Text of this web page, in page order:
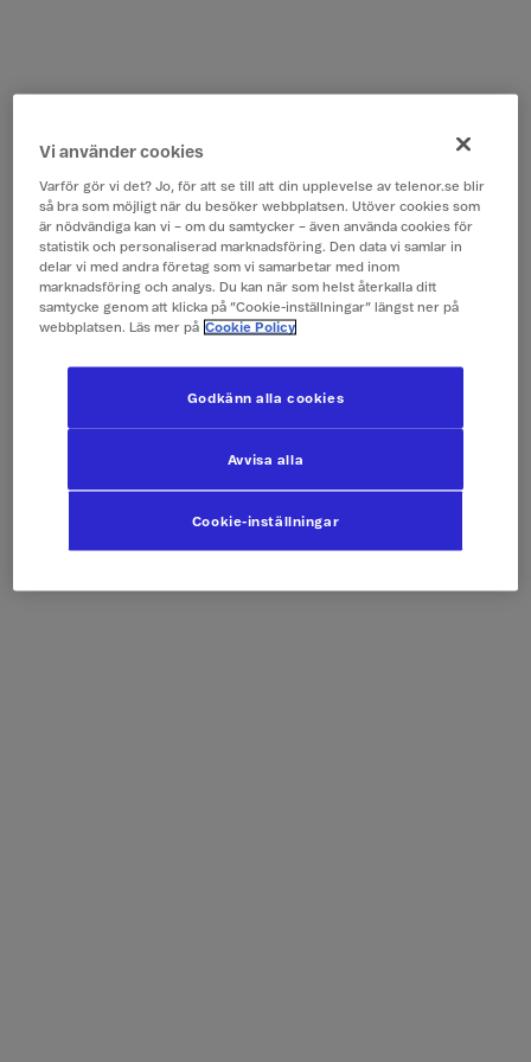
Vi använder cookies
Varför gör vi det? Jo, för att se till att din upplevelse av telenor.se blir
så bra som möjligt när du besöker webbplatsen. Utöver cookies som
är nödvändiga kan vi – om du samtycker – även använda cookies för
statistik och personaliserad marknadsföring. Den data vi samlar in
delar vi med andra företag som vi samarbetar med inom
marknadsföring och analys. Du kan när som helst återkalla ditt
samtycke genom att klicka på ”Cookie-inställningar” längst ner på
webbplatsen. Läs mer på Cookie Policy
Cookie-inställningar
Avvisa alla
Godkänn alla cookies